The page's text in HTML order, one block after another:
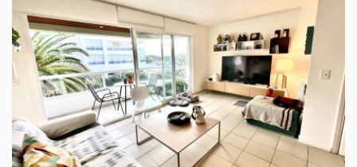
privada, Vistas a Solanas y a la península. Servicios: -
Limpieza. -Servicio de playa. -Blanquería. -Parrillero
opcional. -WiFi Consulte con nuestros agentes